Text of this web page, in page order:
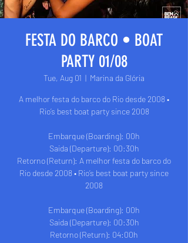
FESTA DO BARCO • BOAT
PARTY 01/08
Tue, Aug 01
  |
Marina da Glória
A melhor festa do barco do Rio desde 2008 •
Rio’s best boat party since 2008
Embarque (Boarding): 00h
Saida (Departure): 00:30h
Retorno (Return): A melhor festa do barco do
Rio desde 2008 • Rio’s best boat party since
2008
Embarque (Boarding): 00h
Saida (Departure): 00:30h
Retorno (Return): 04:00h